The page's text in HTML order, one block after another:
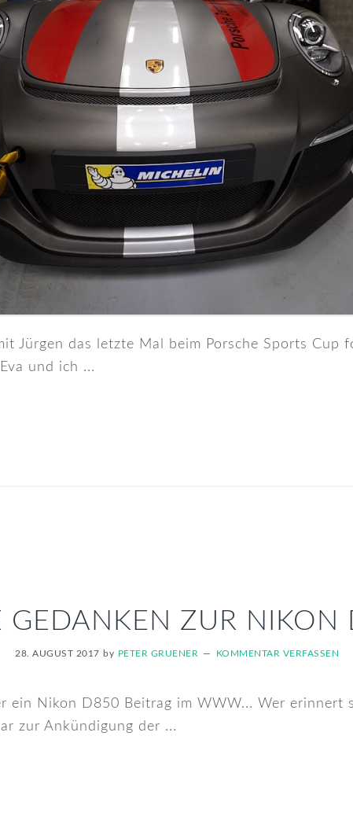
Jürgen das letzte Mal beim Porsche Sports Cup
und ich ...
GEDANKEN ZUR
28. AUGUST 2017 by PETER GRUENER KOMMENTAR VERFASSEN
ein Nikon D850 Beitrag im WWW... Wer erinnert
zur Ankündigung der ...